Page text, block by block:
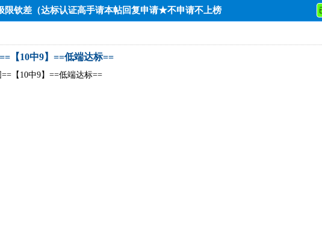
限钦差（达标认证高手请本帖回复申请★不申请不上榜
【10中9】==低端达标==
==【10中9】==低端达标==